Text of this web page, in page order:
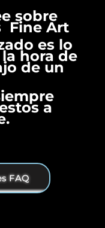
sobre
Fine Art
es lo
hora de
de un
a
FAQ